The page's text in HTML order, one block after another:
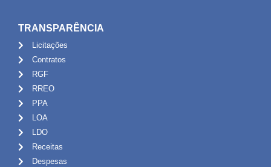
TRANSPARÊNCIA
Licitações
Contratos
RGF
RREO
PPA
LOA
LDO
Receitas
Despesas